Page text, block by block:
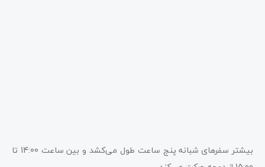
بیشتر سفرهای شبانه پنج ساعت طول می‌کشد و بین ساعت 14:00 تا